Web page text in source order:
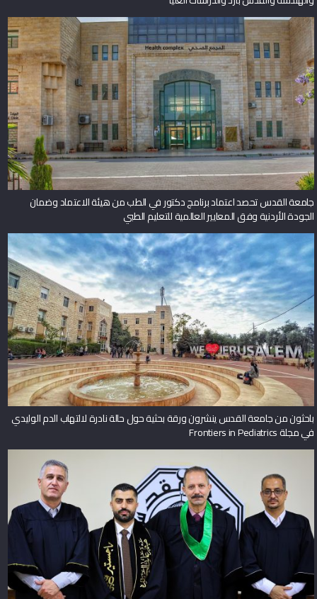
جامعة القدس تحصد اعتماد برنامج دكتور في الطب من هيئة الاعتماد وضمان
الجودة الأردنية وفق المعايير العالمية للتعليم الطبي
باحثون من جامعة القدس ينشرون ورقة بحثية حول حالة نادرة لالتهاب الدم الوليدي
في مجلة Frontiers in Pediatrics